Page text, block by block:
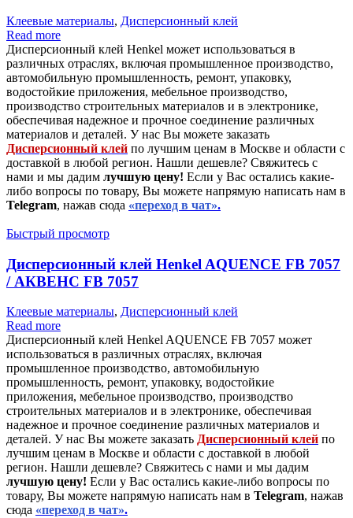
Клеевые материалы, Дисперсионный клей
Read more
Дисперсионный клей Henkel может использоваться в
различных отраслях, включая промышленное производство,
автомобильную промышленность, ремонт, упаковку,
водостойкие приложения, мебельное производство,
производство строительных материалов и в электронике,
обеспечивая надежное и прочное соединение различных
материалов и деталей. У нас Вы можете заказать
Дисперсионный клей по лучшим ценам в Москве и области с
доставкой в любой регион. Нашли дешевле? Свяжитесь с
нами и мы дадим лучшую цену! Если у Вас остались какие-
либо вопросы по товару, Вы можете напрямую написать нам в
Telegram, нажав сюда «переход в чат».
Быстрый просмотр
Дисперсионный клей Henkel AQUENCE FB 7057
/ АКВЕНС FB 7057
Клеевые материалы, Дисперсионный клей
Read more
Дисперсионный клей Henkel AQUENCE FB 7057 может
использоваться в различных отраслях, включая
промышленное производство, автомобильную
промышленность, ремонт, упаковку, водостойкие
приложения, мебельное производство, производство
строительных материалов и в электронике, обеспечивая
надежное и прочное соединение различных материалов и
деталей. У нас Вы можете заказать Дисперсионный клей по
лучшим ценам в Москве и области с доставкой в любой
регион. Нашли дешевле? Свяжитесь с нами и мы дадим
лучшую цену! Если у Вас остались какие-либо вопросы по
товару, Вы можете напрямую написать нам в Telegram, нажав
сюда «переход в чат».